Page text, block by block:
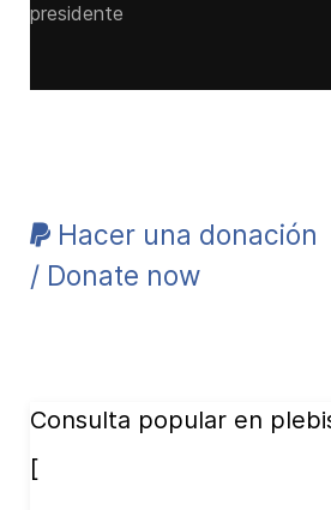
presidente
Hacer una donación
/ Donate now
Consulta popular en
[